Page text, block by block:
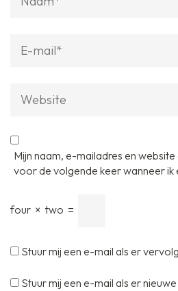
mail*
Mijn naam, e-mailadres en
voor de volgende keer wanneer ik
four × two =
Stuur mij een e-mail als er
Stuur mij een e-mail als er